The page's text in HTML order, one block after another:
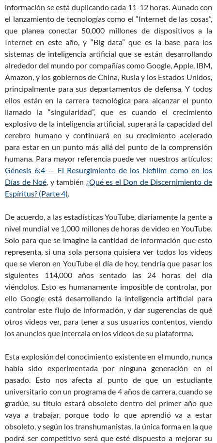
información se está duplicando cada 11-12 horas. Aunado con
el lanzamiento de tecnologías como el “Internet de las cosas”,
que planea conectar 50,000 millones de dispositivos a la
Internet en este año, y “Big data” que es la base para los
sistemas de inteligencia artificial que se están desarrollando
alrededor del mundo por compañías como Google, Apple, IBM,
Amazon, y los gobiernos de China, Rusia y los Estados Unidos,
principalmente para sus departamentos de defensa. Y todos
ellos están en la carrera tecnológica para alcanzar el punto
llamado la “singularidad”, que es cuando el crecimiento
explosivo de la inteligencia artificial, superará la capacidad del
cerebro humano y continuará en su crecimiento acelerado
para estar en un punto más allá del punto de la comprensión
humana. Para mayor referencia puede ver nuestros artículos:
Génesis 6:4 — El Resurgimiento de los Nefilím como en los
Días de Noé, y también ¿Qué es el Don de Discernimiento de
Espíritus? (Parte 4).
De acuerdo, a las estadísticas YouTube, diariamente la gente a
nivel mundial ve 1,000 millones de horas de video en YouTube.
Solo para que se imagine la cantidad de información que esto
representa, si una sola persona quisiera ver todos los videos
que se vieron en YouTube el día de hoy, tendría que pasar los
siguientes 114,000 años sentado las 24 horas del día
viéndolos. Esto es humanamente imposible de controlar, por
ello Google está desarrollando la inteligencia artificial para
controlar este flujo de información, y dar sugerencias de qué
otros videos ver, para tener a sus usuarios contentos, viendo
los anuncios que intercala en los videos de su plataforma.
Esta explosión del conocimiento existente en el mundo, nunca
había sido experimentada por ninguna generación en el
pasado. Esto nos afecta al punto de que un estudiante
universitario con un programa de 4 años de carrera, cuando se
gradúe, su título estará obsoleto dentro del primer año que
vaya a trabajar, porque todo lo que aprendió va a estar
obsoleto, y según los transhumanistas, la única forma en la que
podrá ser competitivo será que esté dispuesto a mejorar su